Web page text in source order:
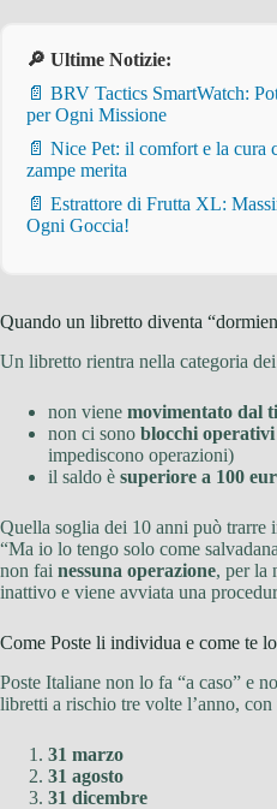
🔎 Ultime Notizie:
📄 BRV Tactics SmartWatch:
per Ogni Missione
📄 Nice Pet: il comfort e la cura
zampe merita
📄 Estrattore di Frutta XL:
Ogni Goccia!
Quando un libretto diventa
Un libretto rientra nella categoria dei
non viene movimentato dal
non ci sono blocchi operativi
impediscono operazioni)
il saldo è superiore a 100
Quella soglia dei 10 anni può trarre
“Ma io lo tengo solo come
non fai nessuna operazione, per la
inattivo e viene avviata una
Come Poste li individua e come te
Poste Italiane non lo fa “a caso” e
libretti a rischio tre volte l’anno,
31 marzo
31 agosto
31 dicembre